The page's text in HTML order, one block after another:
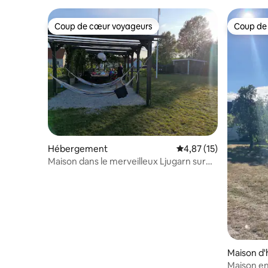
Coup de cœur voyageurs
Coup de cœur voyageurs
Hébergement Évaluation moyenne
4,87 (15)
Maison dans le merveilleux Ljugarn sur
Coup
Coup
Maison
Maison